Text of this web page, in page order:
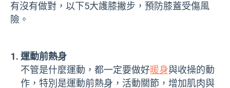
有沒有做對，以下5大護膝撇步，預防膝蓋受傷風
險。
運動前熱身
不管是什麼運動，都一定要做好暖身與收操的動
作，特別是運動前熱身，活動關節，增加肌肉與